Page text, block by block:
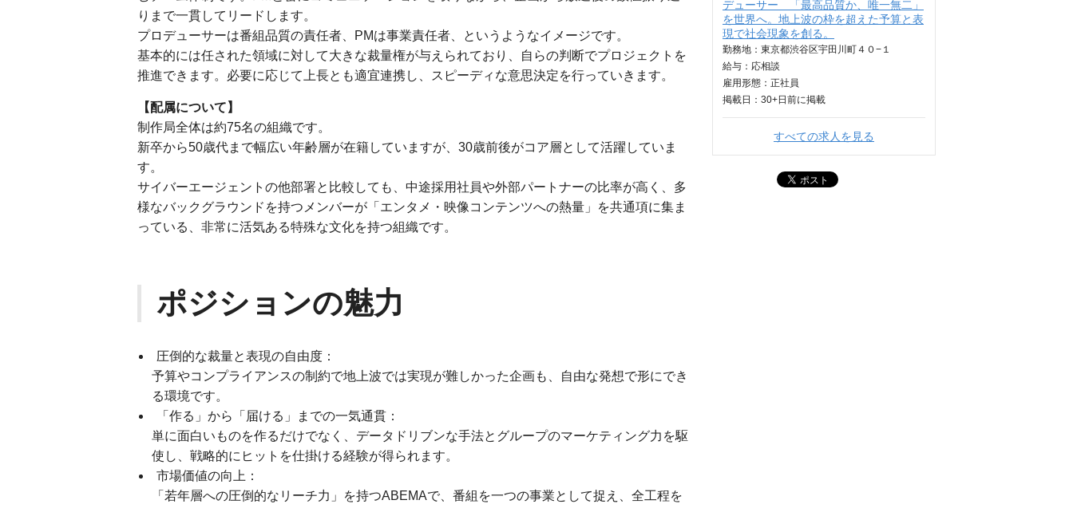
りまで一貫してリードします。
プロデューサーは番組品質の責任者、PMは事業責任者、というようなイメージです。
基本的には任された領域に対して大きな裁量権が与えられており、自らの判断でプロジェクトを
推進できます。必要に応じて上長とも適宜連携し、スピーディな意思決定を行っていきます。
【配属について】
制作局全体は約75名の組織です。
新卒から50歳代まで幅広い年齢層が在籍していますが、30歳前後がコア層として活躍していま
す。
サイバーエージェントの他部署と比較しても、中途採用社員や外部パートナーの比率が高く、多
様なバックグラウンドを持つメンバーが「エンタメ・映像コンテンツへの熱量」を共通項に集ま
っている、非常に活気ある特殊な文化を持つ組織です。
ポジションの魅力
圧倒的な裁量と表現の自由度：
予算やコンプライアンスの制約で地上波では実現が難しかった企画も、自由な発想で形にでき
る環境です。
「作る」から「届ける」までの一気通貫：
単に面白いものを作るだけでなく、データドリブンな手法とグループのマーケティング力を駆
使し、戦略的にヒットを仕掛ける経験が得られます。
市場価値の向上：
「若年層への圧倒的なリーチ力」を持つABEMAで、番組を一つの事業として捉え、全工程を
デューサー 「最高品質か、唯一無二」
を世界へ。地上波の枠を超えた予算と表
現で社会現象を創る。
勤務地：東京都渋谷区宇田川町４０−１
給与： 応相談
雇用形態：正社員
掲載日： 30+日 前に掲載
すべての求人を見る